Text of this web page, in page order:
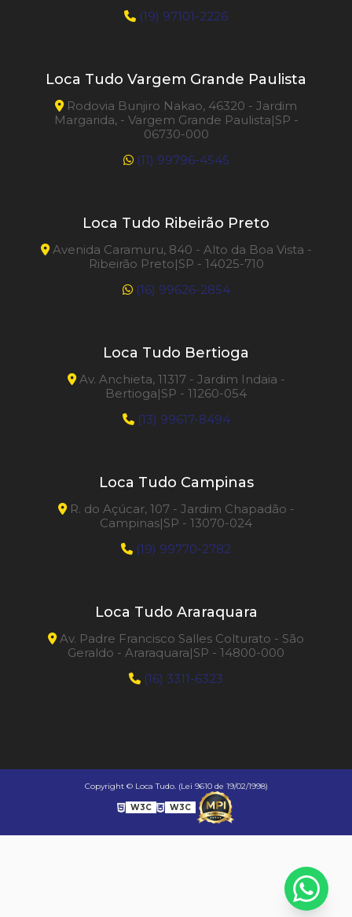
(19) 97101-2226
Loca Tudo Vargem Grande Paulista
Rodovia Bunjiro Nakao, 46320 - Jardim
Margarida, - Vargem Grande Paulista|SP -
06730-000
(11) 99796-4545
Loca Tudo Ribeirão Preto
Avenida Caramuru, 840 - Alto da Boa Vista -
Ribeirão Preto|SP - 14025-710
(16) 99626-2854
Loca Tudo Bertioga
Av. Anchieta, 11317 - Jardim Indaia -
Bertioga|SP - 11260-054
(13) 99617-8494
Loca Tudo Campinas
R. do Açúcar, 107 - Jardim Chapadão -
Campinas|SP - 13070-024
(19) 99770-2782
Loca Tudo Araraquara
Av. Padre Francisco Salles Colturato - São
Geraldo - Araraquara|SP - 14800-000
(16) 3311-6323
Copyright © Loca Tudo. (Lei 9610 de 19/02/1998)
W3C W3C